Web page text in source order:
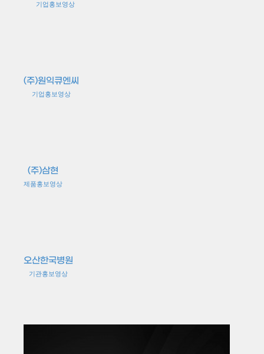
기업홍보영상
(주)원익큐엔씨
기업홍보영상
(주)삼현
제품홍보영상
오산한국병원
기관홍보영상